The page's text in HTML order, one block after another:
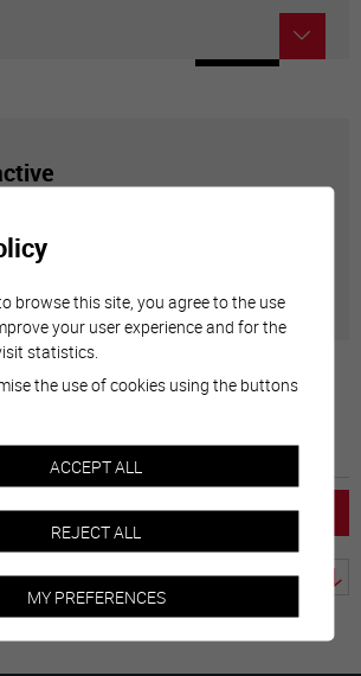
de tous les points d'intérêt de la Ville
mentions légales
browse this site, you agree to the use
your user experience and for the
statistics.
the use of cookies using the buttons
ACCEPT ALL
REJECT ALL
MY PREFERENCES